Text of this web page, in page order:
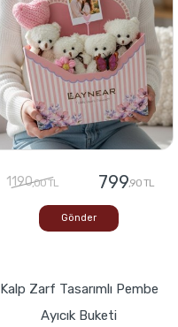
1190,00 TL 799,90 TL
Gönder
Kalp Zarf Tasarımlı Pembe
Ayıcık Buketi